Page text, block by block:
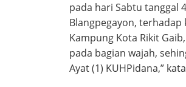
pada hari Sabtu tanggal
Blangpegayon, terhadap
Kampung Kota Rikit
pada bagian wajah,
Ayat (1) KUHPidana,”